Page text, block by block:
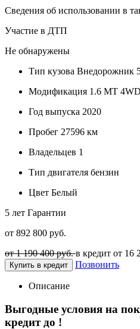
Сведения об использовании в
Участие в ДТП
Не обнаружены
Тип кузова Внедорожник
Модификация 1.6 MT
Год выпуска 2020
Пробег 27596 км
Владельцев 1
Тип двигателя бензин
Цвет Белый
5 лет Гарантии
от 892 800 руб.
от 1 190 400 руб.в кредит от 16
Купить в кредит Позвонить
Описание
Выгодные условия на
кредит до !